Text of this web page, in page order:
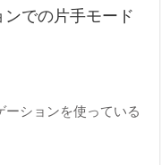
での片手モード
ションを使っている